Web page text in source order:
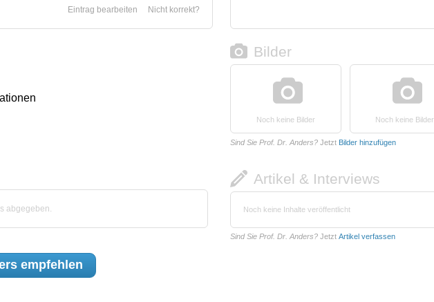
Nicht korrekt?
Eintrag bearbeiten
abgegeben.
empfehlen
Bilder
Noch keine Bilder Noch keine Bilder
Sind Sie Prof. Dr. Anders? Jetzt Bilder hinzufügen
Artikel & Interviews
Noch keine Inhalte veröffentlicht
Sind Sie Prof. Dr. Anders? Jetzt Artikel verfassen